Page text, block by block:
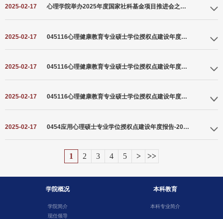
2025-02-17 心理学院举办2025年度国家社科基金项目推进会之选题优化会
2025-02-17 045116心理健康教育专业硕士学位授权点建设年度报告-2022年
2025-02-17 045116心理健康教育专业硕士学位授权点建设年度报告-2021年
2025-02-17 045116心理健康教育专业硕士学位授权点建设年度报告-2024年
2025-02-17 0454应用心理硕士专业学位授权点建设年度报告-2021年
1 2 3 4 5 > >>
学院概况
学院简介
现任领导
本科教育
本科专业简介